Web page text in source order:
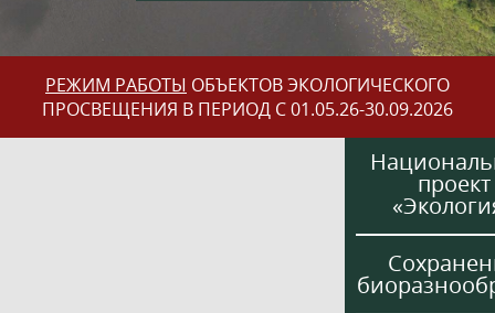
РЕЖИМ РАБОТЫ ОБЪЕКТОВ ЭКОЛОГИЧЕСКОГО
ПРОСВЕЩЕНИЯ В ПЕРИОД С 01.05.26-30.09.2026
проект